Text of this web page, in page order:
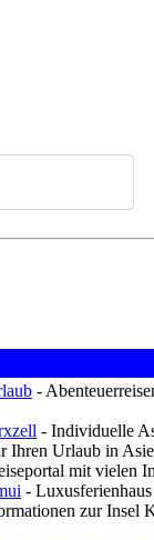
-
- Individuelle
Ihren Urlaub in
mit vielen
-
zur Insel